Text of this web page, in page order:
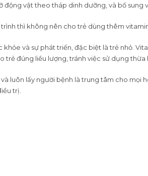
vật theo tháp dinh dưỡng, và bổ sung
thì không nên cho trẻ dùng thêm vitamin
và sự phát triển, đặc biệt là trẻ nhỏ.
đúng liều lượng, tránh việc sử dụng
luôn lấy người bệnh là trung tâm cho mọi
trị.